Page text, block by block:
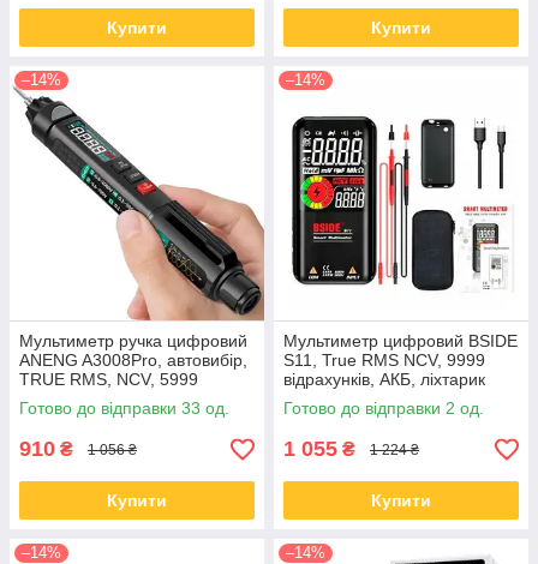
Купити Купити
–14%
Мультиметр ручка цифровий
ANENG A3008Pro, автовибір,
TRUE RMS, NCV, 5999
відрахунків
Готово до відправки 33 од.
910 ₴ 1 056 ₴
Купити
–14%
Мультиметр цифровий BSIDE
S11, True RMS NCV, 9999
відрахунків, АКБ, ліхтарик
Готово до відправки 2 од.
1 055 ₴ 1 224 ₴
Купити
–14% –14%